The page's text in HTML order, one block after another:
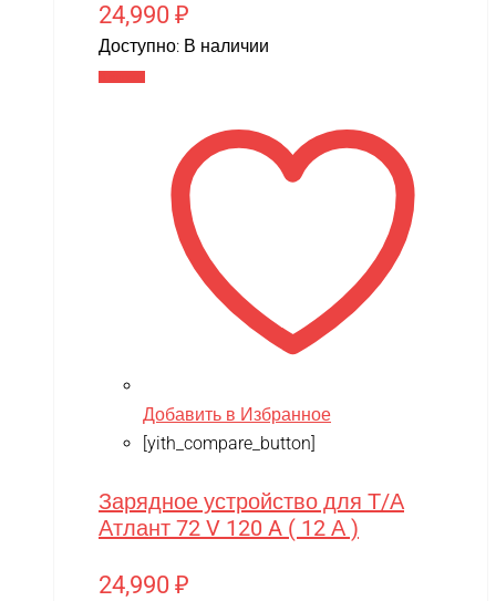
24,990 ₽
Доступно: В наличии
Добавить в Избранное
[yith_compare_button]
Зарядное устройство для Т/А
Атлант 72 V 120 A ( 12 А )
24,990 ₽